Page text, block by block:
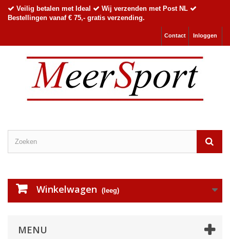
Veilig betalen met Ideal
Wij verzenden met Post NL
Bestellingen vanaf € 75,- gratis verzending.
Inloggen
Contact
Winkelwagen (leeg)
MENU